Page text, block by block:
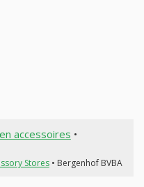
accessoires •
Stores• Bergenhof BVBA